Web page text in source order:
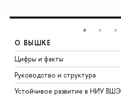
О ВЫШКЕ
Цифры и факты
Руководство и структура
Устойчивое развитие в НИУ ВШЭ